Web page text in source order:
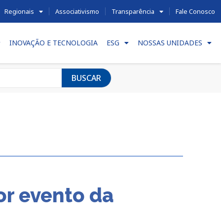
Regionais Associativismo Transparência Fale Conosco
INOVAÇÃO E TECNOLOGIA ESG NOSSAS UNIDADES
BUSCAR
evento da